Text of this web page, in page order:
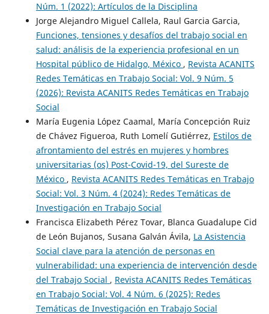
Núm. 1 (2022): Artículos de la Disciplina
Jorge Alejandro Miguel Callela, Raul Garcia Garcia,
Funciones, tensiones y desafíos del trabajo social en
salud: análisis de la experiencia profesional en un
Hospital público de Hidalgo, México , Revista ACANITS
Redes Temáticas en Trabajo Social: Vol. 9 Núm. 5
(2026): Revista ACANITS Redes Temáticas en Trabajo
Social
María Eugenia López Caamal, María Concepción Ruiz
de Chávez Figueroa, Ruth Lomelí Gutiérrez, Estilos de
afrontamiento del estrés en mujeres y hombres
universitarias (os) Post-Covid-19, del Sureste de
México , Revista ACANITS Redes Temáticas en Trabajo
Social: Vol. 3 Núm. 4 (2024): Redes Temáticas de
Investigación en Trabajo Social
Francisca Elizabeth Pérez Tovar, Blanca Guadalupe Cid
de León Bujanos, Susana Galván Ávila, La Asistencia
Social clave para la atención de personas en
vulnerabilidad: una experiencia de intervención desde
del Trabajo Social , Revista ACANITS Redes Temáticas
en Trabajo Social: Vol. 4 Núm. 6 (2025): Redes
Temáticas de Investigación en Trabajo Social